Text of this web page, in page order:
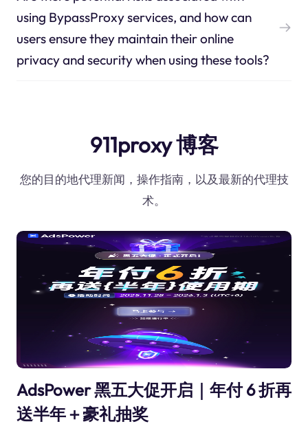
using BypassProxy services, and how can
users ensure they maintain their online
privacy and security when using these tools?
911proxy 博客
您的目的地代理新闻，操作指南，以及最新的代理技
术。
AdsPower 黑五大促开启｜年付 6 折再
送半年＋豪礼抽奖